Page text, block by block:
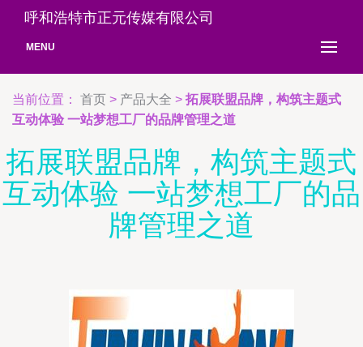
呼和浩特市正元传媒有限公司
MENU
当前位置： 首页 > 产品大全 > 拓展联盟品牌，构筑主题式
互动体验 一站梦想工厂的品牌管理之道
拓展联盟品牌，构筑主题式
互动体验 一站梦想工厂的品
牌管理之道